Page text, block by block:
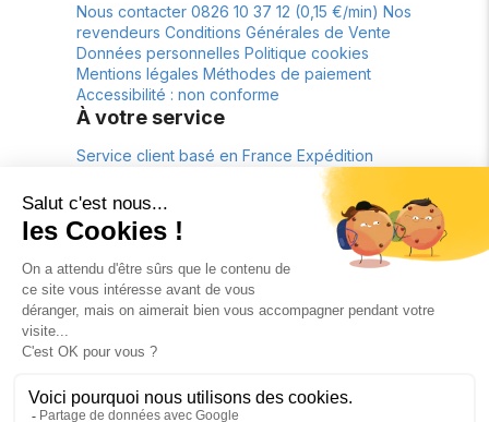
Nous contacter 0826 10 37 12 (0,15 €/min) Nos
revendeurs Conditions Générales de Vente
Données personnelles Politique cookies
Mentions légales Méthodes de paiement
Accessibilité : non conforme
À votre service
Service client basé en France Expédition
Livraison offerte* Retour
gratuit pendant 30 jours*
À propos
La marque Lookbook